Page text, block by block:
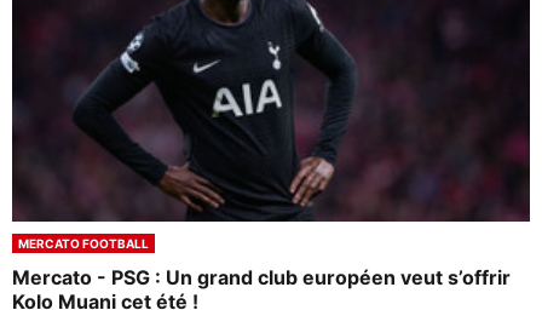
MERCATO FOOTBALL
Mercato - PSG : Un grand club européen veut s’offrir
Kolo Muani cet été !